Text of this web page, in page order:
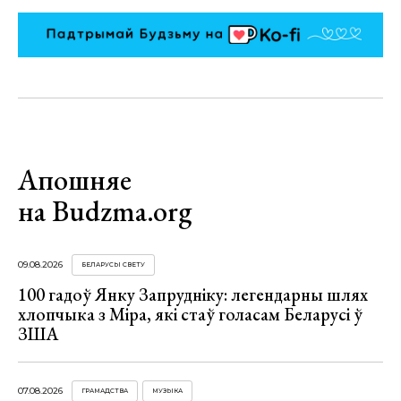
Апошняе
на Budzma.org
09.08.2026 БЕЛАРУСЫ СВЕТУ
100 гадоў Янку Запрудніку: легендарны шлях
хлопчыка з Міра, які стаў голасам Беларусі ў
ЗША
07.08.2026 ГРАМАДСТВА МУЗЫКА